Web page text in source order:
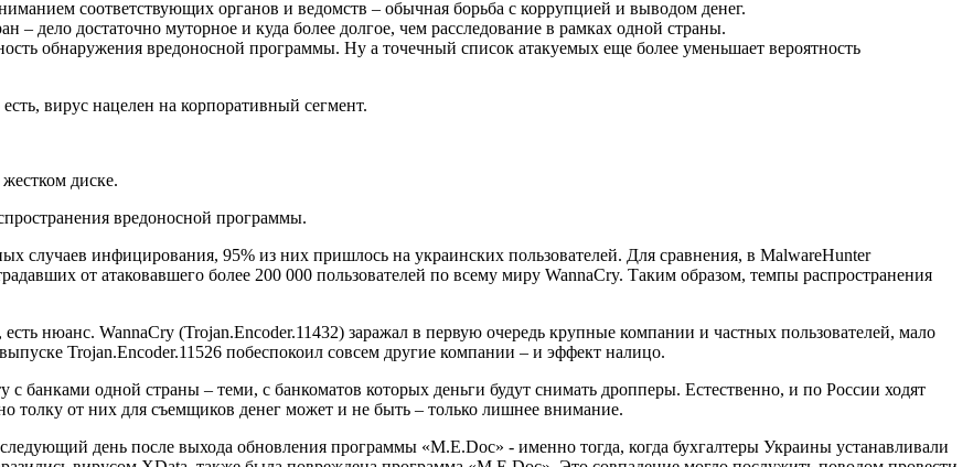
соответствующих органов и ведомств – обычная борьба с коррупцией и выводом денег.
– дело достаточно муторное и куда более долгое, чем расследование в рамках одной страны.
обнаружения вредоносной программы. Ну а точечный список атакуемых еще более уменьшает вероятность
вирус нацелен на корпоративный сегмент.
диске.
вредоносной программы.
случаев инфицирования, 95% из них пришлось на украинских пользователей. Для сравнения, в MalwareHunter
от атаковавшего более 200 000 пользователей по всему миру WannaCry. Таким образом, темпы распространения
нюанс. WannaCry (Trojan.Encoder.11432) заражал в первую очередь крупные компании и частных пользователей, мало
Trojan.Encoder.11526 побеспокоил совсем другие компании – и эффект налицо.
банками одной страны – теми, с банкоматов которых деньги будут снимать дропперы. Естественно, и по России ходят
толку от них для съемщиков денег может и не быть – только лишнее внимание.
день после выхода обновления программы «M.E.Doc» - именно тогда, когда бухгалтеры Украины устанавливали